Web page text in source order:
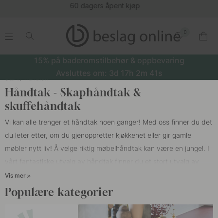
(16180)
.
0
.
15% på baderomstilbehør & oppbevaring
Avsluttes om: 3d 17h 2m 40s
Start Håndtak
Håndtak - Skaphåndtak &
skuffehåndtak
Vi kan alle trenger et håndtak noen ganger! Med oss finner du det
du leter etter, om du gjenoppretter kjøkkenet eller gir gamle
møbler nytt liv! Å velge riktig møbelhåndtak kan være en jungel. I
kjøkkenhåndtak,
aluminium, rustfritt stål, krom, messing og
skifte kjøkkenhåndtak hjemme gjør en stor forskjell. Det er ikke
alltid nødvendig å investere i et helt nytt kjøkken for å få en ny
Vis mer
Populære kategorier